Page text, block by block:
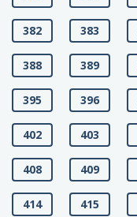
382 383
388 389
395 396
402 403
408 409
414 415